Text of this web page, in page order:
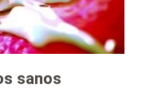
sanos